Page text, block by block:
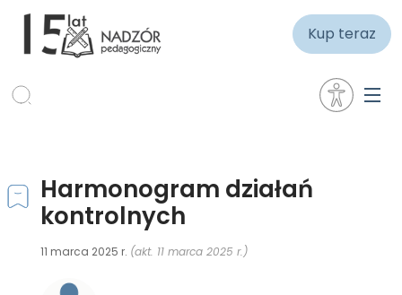
Kup teraz
Harmonogram działań
kontrolnych
11 marca 2025 r. (akt. 11 marca 2025 r.)